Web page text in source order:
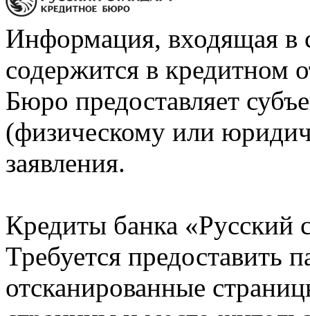
Информация, входящая в
содержится в кредитном
Бюро предоставляет
(физическому или
заявления.
Кредиты банка «Русский
Требуется предоставить
отсканированные